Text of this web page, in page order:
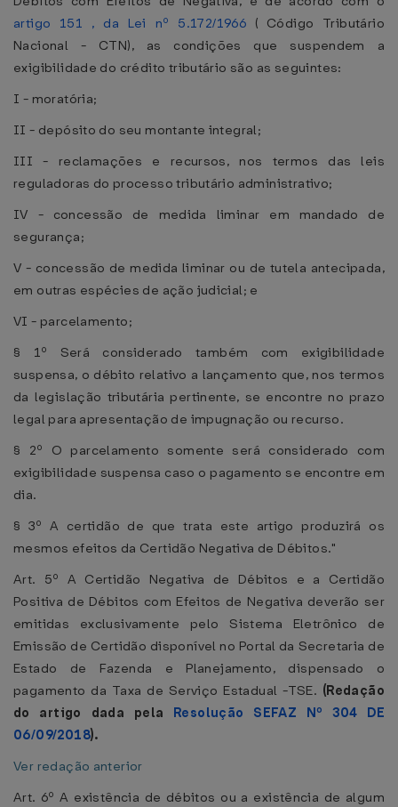
artigo 151 , da Lei nº 5.172/1966 ( Código Tributário
Nacional - CTN), as condições que suspendem a
exigibilidade do crédito tributário são as seguintes:
I - moratória;
II - depósito do seu montante integral;
III - reclamações e recursos, nos termos das leis
reguladoras do processo tributário administrativo;
IV - concessão de medida liminar em mandado de
segurança;
V - concessão de medida liminar ou de tutela antecipada,
em outras espécies de ação judicial; e
VI - parcelamento;
§ 1º Será considerado também com exigibilidade
suspensa, o débito relativo a lançamento que, nos termos
da legislação tributária pertinente, se encontre no prazo
legal para apresentação de impugnação ou recurso.
§ 2º O parcelamento somente será considerado com
exigibilidade suspensa caso o pagamento se encontre em
dia.
§ 3º A certidão de que trata este artigo produzirá os
mesmos efeitos da Certidão Negativa de Débitos."
Art. 5º A Certidão Negativa de Débitos e a Certidão
Positiva de Débitos com Efeitos de Negativa deverão ser
emitidas exclusivamente pelo Sistema Eletrônico de
Emissão de Certidão disponível no Portal da Secretaria de
Estado de Fazenda e Planejamento, dispensado o
pagamento da Taxa de Serviço Estadual -TSE. (Redação
do artigo dada pela Resolução SEFAZ Nº 304 DE
06/09/2018).
Ver redação anterior
Art. 6º A existência de débitos ou a existência de algum